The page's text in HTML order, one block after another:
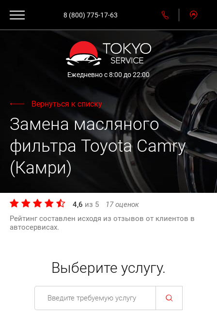
8 (800) 775-17-63
Ежедневно с 8:00 до 22:00
Вернуться к списку
Замена масляного
фильтра Toyota Camry
(Камри)
4,6 из 5 17оценок
Рейтинг составлен исходя из отзывов от клиентов в
автосервисах.
Выберите услугу.